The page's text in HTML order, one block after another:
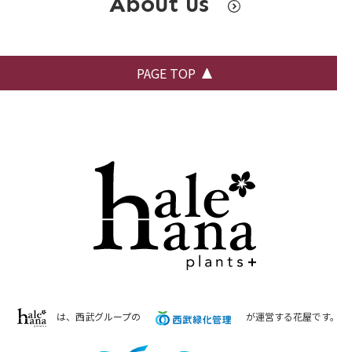
PAGE TOP
は、西武グループの が運営する花屋です。